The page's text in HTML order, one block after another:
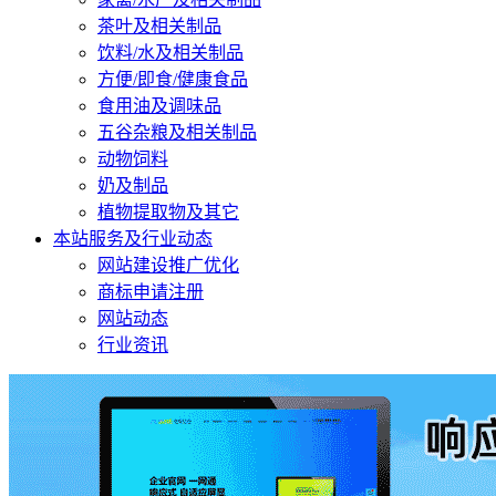
茶叶及相关制品
饮料/水及相关制品
方便/即食/健康食品
食用油及调味品
五谷杂粮及相关制品
动物饲料
奶及制品
植物提取物及其它
本站服务及行业动态
网站建设推广优化
商标申请注册
网站动态
行业资讯